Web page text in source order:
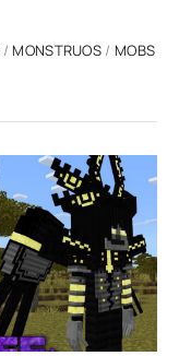
/ MONSTRUOS / MOBS